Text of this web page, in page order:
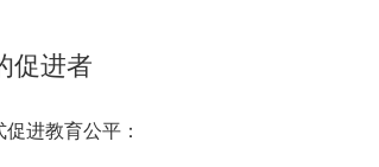
促进者
进教育公平：